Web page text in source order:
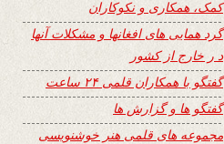
کمک، همکاری و نکوکاران
گرد همایی های افغانها و مشکلات آنها
د ر خارج از کشور
گفتگو با همکاران قلمی ۲۴ ساعت
گفتگو ها و گزارش ها
مجموعه های قلمی هنر خوشنویسی